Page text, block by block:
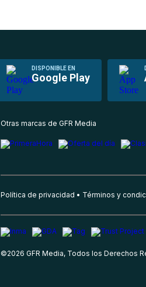
DISPONIBLE EN
Google Play
Otras marcas de GFR Media
Política de privacidad Términos y
©2026 GFR Media, Todos los Derechos